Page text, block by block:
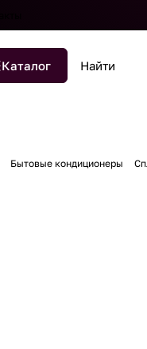
Каталог
Бытовые кондиционеры